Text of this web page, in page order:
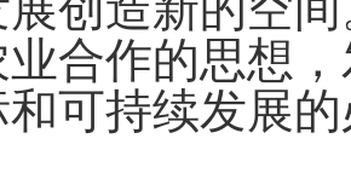
合作的思想
可持续发展